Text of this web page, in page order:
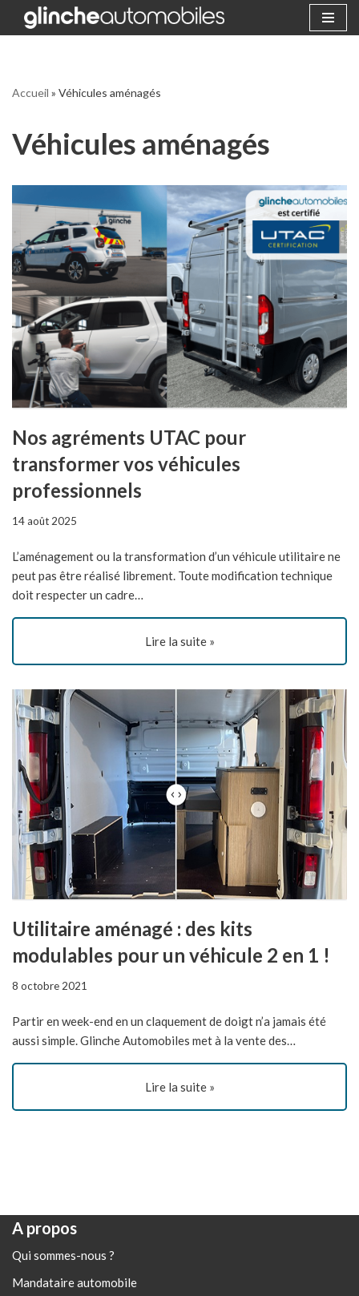
Accueil » Véhicules aménagés
Véhicules aménagés
Nos agréments UTAC pour
transformer vos véhicules
professionnels
14 août 2025
L’aménagement ou la transformation d’un véhicule utilitaire ne
peut pas être réalisé librement. Toute modification technique
doit respecter un cadre…
Lire la suite »
Utilitaire aménagé : des kits
modulables pour un véhicule 2 en 1 !
8 octobre 2021
Partir en week-end en un claquement de doigt n’a jamais été
aussi simple. Glinche Automobiles met à la vente des…
Lire la suite »
A propos
Qui sommes-nous ?
Mandataire automobile